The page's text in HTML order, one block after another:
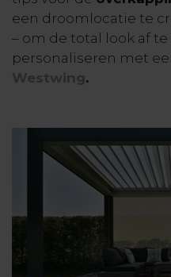
een droomlocatie te
– om de total look af
personaliseren met
Westwing.